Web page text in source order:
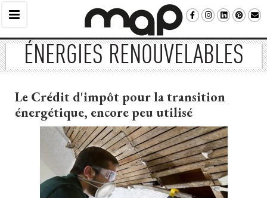
ÉNERGIES RENOUVELABLES
Le Crédit d'impôt pour la transition
énergétique, encore peu utilisé